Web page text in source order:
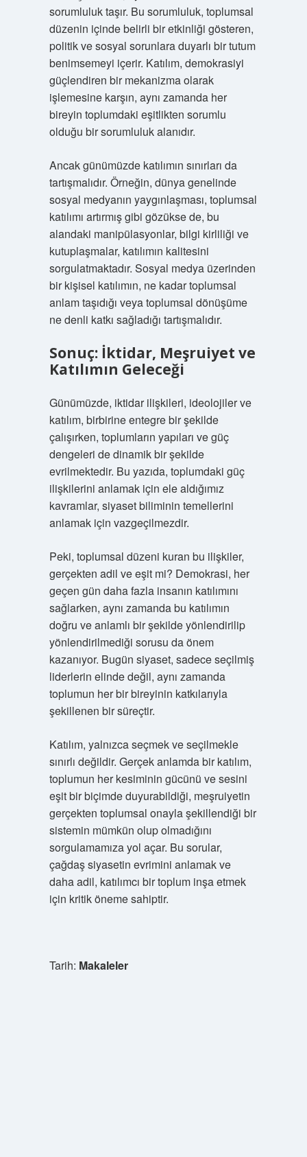
sorumluluk taşır. Bu sorumluluk, toplumsal
düzenin içinde belirli bir etkinliği gösteren,
politik ve sosyal sorunlara duyarlı bir tutum
benimsemeyi içerir. Katılım, demokrasiyi
güçlendiren bir mekanizma olarak
işlemesine karşın, aynı zamanda her
bireyin toplumdaki eşitlikten sorumlu
olduğu bir sorumluluk alanıdır.
Ancak günümüzde katılımın sınırları da
tartışmalıdır. Örneğin, dünya genelinde
sosyal medyanın yaygınlaşması, toplumsal
katılımı artırmış gibi gözükse de, bu
alandaki manipülasyonlar, bilgi kirliliği ve
kutuplaşmalar, katılımın kalitesini
sorgulatmaktadır. Sosyal medya üzerinden
bir kişisel katılımın, ne kadar toplumsal
anlam taşıdığı veya toplumsal dönüşüme
ne denli katkı sağladığı tartışmalıdır.
Sonuç: İktidar, Meşruiyet ve
Katılımın Geleceği
Günümüzde, iktidar ilişkileri, ideolojiler ve
katılım, birbirine entegre bir şekilde
çalışırken, toplumların yapıları ve güç
dengeleri de dinamik bir şekilde
evrilmektedir. Bu yazıda, toplumdaki güç
ilişkilerini anlamak için ele aldığımız
kavramlar, siyaset biliminin temellerini
anlamak için vazgeçilmezdir.
Peki, toplumsal düzeni kuran bu ilişkiler,
gerçekten adil ve eşit mi? Demokrasi, her
geçen gün daha fazla insanın katılımını
sağlarken, aynı zamanda bu katılımın
doğru ve anlamlı bir şekilde yönlendirilip
yönlendirilmediği sorusu da önem
kazanıyor. Bugün siyaset, sadece seçilmiş
liderlerin elinde değil, aynı zamanda
toplumun her bir bireyinin katkılarıyla
şekillenen bir süreçtir.
Katılım, yalnızca seçmek ve seçilmekle
sınırlı değildir. Gerçek anlamda bir katılım,
toplumun her kesiminin gücünü ve sesini
eşit bir biçimde duyurabildiği, meşruiyetin
gerçekten toplumsal onayla şekillendiği bir
sistemin mümkün olup olmadığını
sorgulamamıza yol açar. Bu sorular,
çağdaş siyasetin evrimini anlamak ve
daha adil, katılımcı bir toplum inşa etmek
için kritik öneme sahiptir.
Tarih: Makaleler